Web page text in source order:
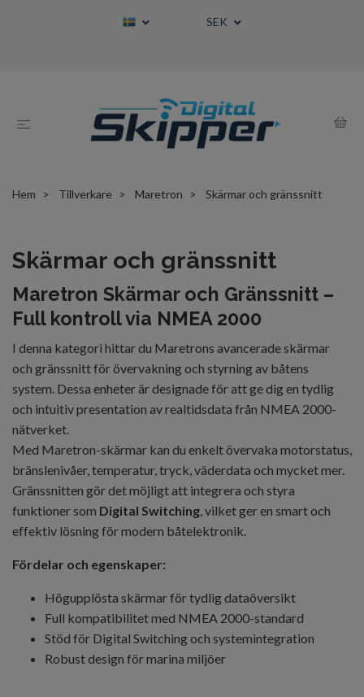
SEK
Hem Tillverkare Maretron Skärmar och gränssnitt
Skärmar och gränssnitt
Maretron Skärmar och Gränssnitt –
Full kontroll via NMEA 2000
I denna kategori hittar du Maretrons avancerade skärmar
och gränssnitt för övervakning och styrning av båtens
system. Dessa enheter är designade för att ge dig en tydlig
och intuitiv presentation av realtidsdata från NMEA 2000-
nätverket.
Med Maretron-skärmar kan du enkelt övervaka motorstatus,
bränslenivåer, temperatur, tryck, väderdata och mycket mer.
Gränssnitten gör det möjligt att integrera och styra
funktioner som Digital Switching, vilket ger en smart och
effektiv lösning för modern båtelektronik.
Fördelar och egenskaper:
Högupplösta skärmar för tydlig dataöversikt
Full kompatibilitet med NMEA 2000-standard
Stöd för Digital Switching och systemintegration
Robust design för marina miljöer